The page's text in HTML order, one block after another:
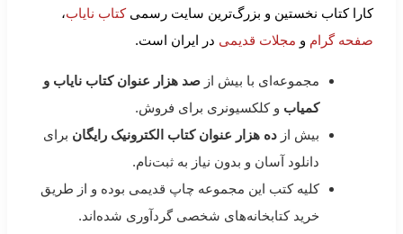
کارا کتاب نخستین و بزرگ‌ترین سایت رسمیکتاب نایاب،
صفحه گرام و مجلات قدیمی در ایران است.
مجموعه‌ای با بیش از صد هزار عنوان کتاب نایاب و
کمیاب و کلکسیونری برای فروش.
بیش از ده هزار عنوان کتاب الکترونیک رایگان برای
دانلود آسان و بدون نیاز به ثبت‌نام.
کلیه کتب این مجموعه چاپ قدیمی بوده و از طریق
خرید کتابخانه‌های شخصی گردآوری شده‌اند.